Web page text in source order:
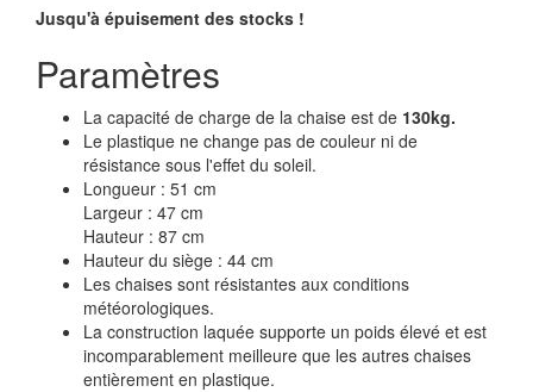
Jusqu'à épuisement des stocks !
Paramètres
La capacité de charge de la chaise est de 130kg.
Le plastique ne change pas de couleur ni de
résistance sous l'effet du soleil.
Longueur : 51 cm
Largeur : 47 cm
Hauteur : 87 cm
Hauteur du siège : 44 cm
Les chaises sont résistantes aux conditions
météorologiques.
La construction laquée supporte un poids élevé et est
incomparablement meilleure que les autres chaises
entièrement en plastique.